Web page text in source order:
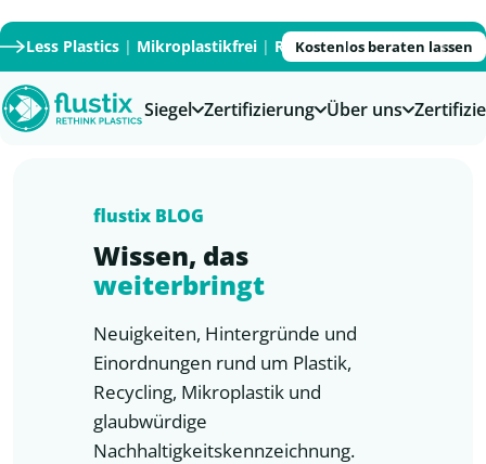
Less Plastics| Mikroplastikfrei| Recycled|Recyclable|
Kostenlos beraten lassen
Siegel Zertifizierung Über uns
flustixBLOG
Wissen, das
weiterbringt
Neuigkeiten, Hintergründe und
Einordnungen rund um Plastik,
Recycling, Mikroplastik und
glaubwürdige
Nachhaltigkeitskennzeichnung.